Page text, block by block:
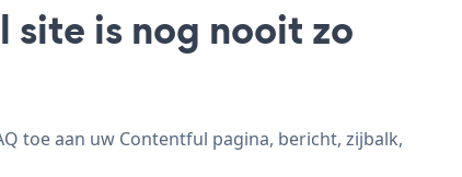
site is nog nooit zo
toe aan uw Contentful pagina, bericht, zijbalk,